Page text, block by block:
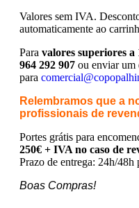
Valores sem IVA.
automaticamente ao
Para valores superiores
964 292 907 ou enviar um
para
Relembramos que a
profissionais de
Portes grátis para
250€ + IVA no caso de
Prazo de entrega: 24h/
Boas Compras!